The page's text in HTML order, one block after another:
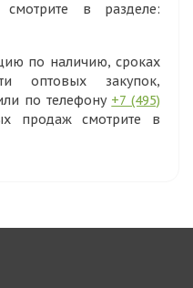
в разделе:
по наличию, сроках
оптовых закупок,
по телефону +7 (495)
продаж смотрите в